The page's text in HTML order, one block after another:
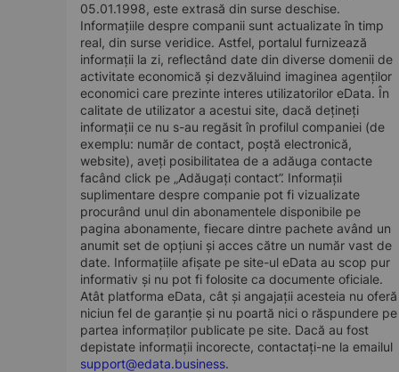
05.01.1998, este extrasă din surse deschise.
Informațiile despre companii sunt actualizate în timp
real, din surse veridice. Astfel, portalul furnizează
informații la zi, reflectând date din diverse domenii de
activitate economică și dezvăluind imaginea agenților
economici care prezinte interes utilizatorilor eData. În
calitate de utilizator a acestui site, dacă dețineți
informații ce nu s-au regăsit în profilul companiei (de
exemplu: număr de contact, poștă electronică,
website), aveți posibilitatea de a adăuga contacte
facând click pe „Adăugați contact”. Informații
suplimentare despre companie pot fi vizualizate
procurând unul din abonamentele disponibile pe
pagina abonamente, fiecare dintre pachete având un
anumit set de opțiuni și acces către un număr vast de
date. Informațiile afișate pe site-ul eData au scop pur
informativ și nu pot fi folosite ca documente oficiale.
Atât platforma eData, cât și angajații acesteia nu oferă
niciun fel de garanție și nu poartă nici o răspundere pe
partea informaților publicate pe site. Dacă au fost
depistate informații incorecte, contactați-ne la emailul
support@edata.business.